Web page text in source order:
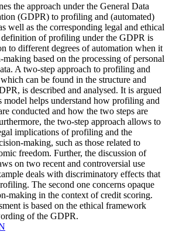
the approach under the General Data
(GDPR) to profiling and (automated)
well as the corresponding legal and ethical
of profiling under the GDPR is
to different degrees of automation when it
making based on the processing of personal
A two-step approach to profiling and
can be found in the structure and
is described and analysed. It is argued
model helps understand how profiling and
conducted and how the two steps are
the two-step approach allows to
implications of profiling and the
making, such as those related to
freedom. Further, the discussion of
on two recent and controversial use
deals with discriminatory effects that
The second one concerns opaque
making in the context of credit scoring.
is based on the ethical framework
of the GDPR.